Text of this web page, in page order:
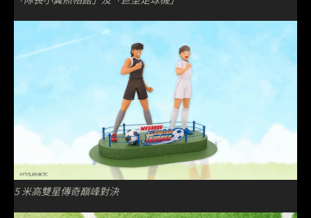
5 米高雙星傳奇巔峰對決